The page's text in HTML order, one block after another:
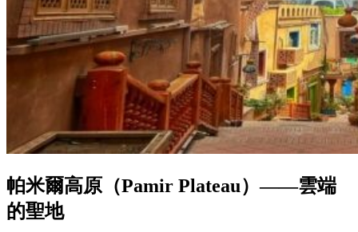
帕米爾高原（Pamir Plateau）——雲端
的聖地